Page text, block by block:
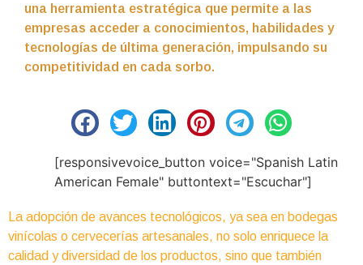
una herramienta estratégica que permite a las
empresas acceder a conocimientos, habilidades y
tecnologías de última generación, impulsando su
competitividad en cada sorbo.
[responsivevoice_button voice="Spanish Latin
American Female" buttontext="Escuchar"]
La adopción de avances tecnológicos, ya sea en bodegas
vinícolas o cervecerías artesanales, no solo enriquece la
calidad y diversidad de los productos, sino que también